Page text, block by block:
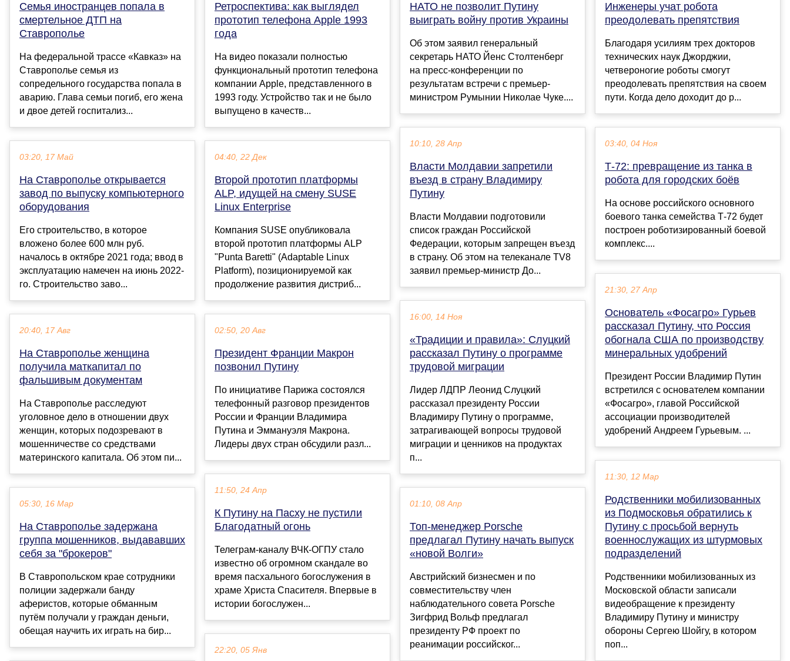
Семья иностранцев попала в
смертельное ДТП на
Ставрополье
На федеральной трассе «Кавказ» на
Ставрополье семья из
сопредельного государства попала в
аварию. Глава семьи погиб, его жена
и двое детей госпитализ...
03:20, 17 Май
На Ставрополье открывается
завод по выпуску компьютерного
оборудования
Его строительство, в которое
вложено более 600 млн руб.
началось в октябре 2021 года; ввод в
эксплуатацию намечен на июнь 2022-
го. Строительство заво...
20:40, 17 Авг
На Ставрополье женщина
получила маткапитал по
фальшивым документам
На Ставрополье расследуют
уголовное дело в отношении двух
женщин, которых подозревают в
мошенничестве со средствами
материнского капитала. Об этом пи...
05:30, 16 Мар
На Ставрополье задержана
группа мошенников, выдававших
себя за "брокеров"
В Ставропольском крае сотрудники
полиции задержали банду
аферистов, которые обманным
путём получали у граждан деньги,
обещая научить их играть на бир...
Ретроспектива: как выглядел
прототип телефона Apple 1993
года
На видео показали полностью
функциональный прототип телефона
компании Apple, представленного в
1993 году. Устройство так и не было
выпущено в качеств...
04:40, 22 Дек
Второй прототип платформы
ALP, идущей на смену SUSE
Linux Enterprise
Компания SUSE опубликовала
второй прототип платформы ALP
"Punta Baretti" (Adaptable Linux
Platform), позиционируемой как
продолжение развития дистриб...
02:50, 20 Авг
Президент Франции Макрон
позвонил Путину
По инициативе Парижа состоялся
телефонный разговор президентов
России и Франции Владимира
Путина и Эммануэля Макрона.
Лидеры двух стран обсудили разл...
11:50, 24 Апр
К Путину на Пасху не пустили
Благодатный огонь
Телеграм-каналу ВЧК-ОГПУ стало
известно об огромном скандале во
время пасхального богослужения в
храме Христа Спасителя. Впервые в
истории богослужен...
22:20, 05 Янв
НАТО не позволит Путину
выиграть войну против Украины
Об этом заявил генеральный
секретарь НАТО Йенс Столтенберг
на пресс-конференции по
результатам встречи с премьер-
министром Румынии Николае Чуке....
10:10, 28 Апр
Власти Молдавии запретили
въезд в страну Владимиру
Путину
Власти Молдавии подготовили
список граждан Российской
Федерации, которым запрещен въезд
в страну. Об этом на телеканале TV8
заявил премьер-министр До...
16:00, 14 Ноя
«Традиции и правила»: Слуцкий
рассказал Путину о программе
трудовой миграции
Лидер ЛДПР Леонид Слуцкий
рассказал президенту России
Владимиру Путину о программе,
затрагивающей вопросы трудовой
миграции и ценников на продуктах
п...
01:10, 08 Апр
Топ-менеджер Porsche
предлагал Путину начать выпуск
«новой Волги»
Австрийский бизнесмен и по
совместительству член
наблюдательного совета Porsche
Зигфрид Вольф предлагал
президенту РФ проект по
реанимации российског...
Инженеры учат робота
преодолевать препятствия
Благодаря усилиям трех докторов
технических наук Джорджии,
четвероногие роботы смогут
преодолевать препятствия на своем
пути. Когда дело доходит до р...
03:40, 04 Ноя
Т-72: превращение из танка в
робота для городских боёв
На основе российского основного
боевого танка семейства Т-72 будет
построен роботизированный боевой
комплекс....
21:30, 27 Апр
Основатель «Фосагро» Гурьев
рассказал Путину, что Россия
обогнала США по производству
минеральных удобрений
Президент России Владимир Путин
встретился с основателем компании
«Фосагро», главой Российской
ассоциации производителей
удобрений Андреем Гурьевым. ...
11:30, 12 Мар
Родственники мобилизованных
из Подмосковья обратились к
Путину с просьбой вернуть
военнослужащих из штурмовых
подразделений
Родственники мобилизованных из
Московской области записали
видеобращение к президенту
Владимиру Путину и министру
обороны Сергею Шойгу, в котором
поп...